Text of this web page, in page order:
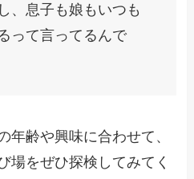
、息子も娘もいつも
って言ってるんで
年齢や興味に合わせて、
場をぜひ探検してみてく